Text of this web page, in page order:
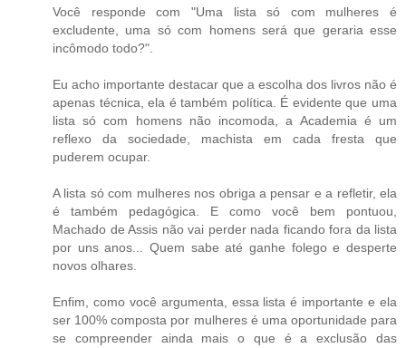
Você responde com "Uma lista só com mulheres é
excludente, uma só com homens será que geraria esse
incômodo todo?".
Eu acho importante destacar que a escolha dos livros não é
apenas técnica, ela é também política. É evidente que uma
lista só com homens não incomoda, a Academia é um
reflexo da sociedade, machista em cada fresta que
puderem ocupar.
A lista só com mulheres nos obriga a pensar e a refletir, ela
é também pedagógica. E como você bem pontuou,
Machado de Assis não vai perder nada ficando fora da lista
por uns anos... Quem sabe até ganhe folego e desperte
novos olhares.
Enfim, como você argumenta, essa lista é importante e ela
ser 100% composta por mulheres é uma oportunidade para
se compreender ainda mais o que é a exclusão das